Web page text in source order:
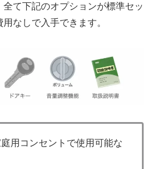
て下記のオプションが標準セッ
なしで入手できます。
用コンセントで使用可能な